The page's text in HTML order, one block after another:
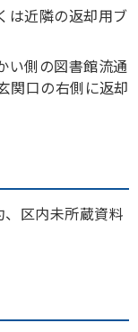
は近隣の返却用ブ
い側の図書館流通
関口の右側に返却
区内未所蔵資料